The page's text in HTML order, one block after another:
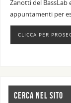
Zanotti del BassLab
appuntamenti per
CLICCA PER
CERCA NEL SITO